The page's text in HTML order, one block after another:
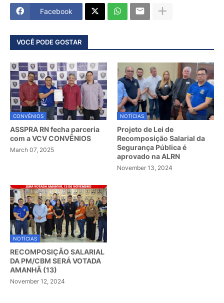
Facebook
VOCÊ PODE GOSTAR
CONVÊNIOS
ASSPRA RN fecha parceria
com a VCV CONVÊNIOS
March 07, 2025
NOTÍCIAS
Projeto de Lei de
Recomposição Salarial da
Segurança Pública é
aprovado na ALRN
November 13, 2024
NOTÍCIAS
RECOMPOSIÇÃO SALARIAL
DA PM/CBM SERÁ VOTADA
AMANHÃ (13)
November 12, 2024